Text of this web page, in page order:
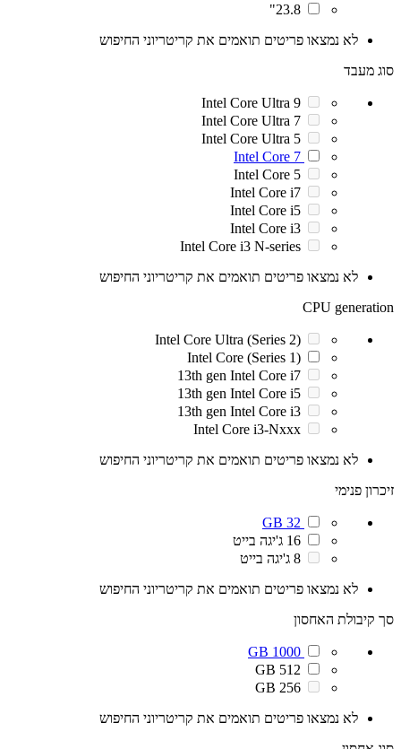
23.8"
לא נמצאו פריטים תואמים את קריטריוני החיפוש
סוג מעבד
Intel Core Ultra 9
Intel Core Ultra 7
Intel Core Ultra 5
Intel Core 7
Intel Core 5
Intel Core i7
Intel Core i5
Intel Core i3
Intel Core i3 N-series
לא נמצאו פריטים תואמים את קריטריוני החיפוש
CPU generation
Intel Core Ultra (Series 2)
Intel Core (Series 1)
13th gen Intel Core i7
13th gen Intel Core i5
13th gen Intel Core i3
Intel Core i3-Nxxx
לא נמצאו פריטים תואמים את קריטריוני החיפוש
זיכרון פנימי
32 GB
16 ג'יגה בייט
8 ג'יגה בייט
לא נמצאו פריטים תואמים את קריטריוני החיפוש
סך קיבולת האחסון
1000 GB
512 GB
256 GB
לא נמצאו פריטים תואמים את קריטריוני החיפוש